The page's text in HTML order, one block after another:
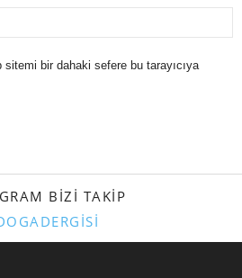
sitemi bir dahaki sefere bu tarayıcıya
BIZI TAKIP